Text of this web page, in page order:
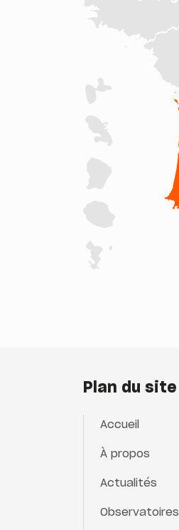
Plan du site
Accueil
À propos
Actualités
Observatoires